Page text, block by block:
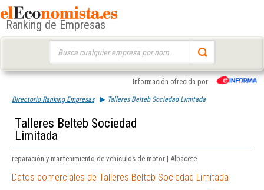
Ranking de Empresas
Información ofrecida por
Directorio Ranking Empresas Talleres Belteb Sociedad Limitada
Talleres Belteb Sociedad
Limitada
reparación y mantenimiento de vehículos de motor | Albacete
Datos comerciales de Talleres Belteb Sociedad Limitada